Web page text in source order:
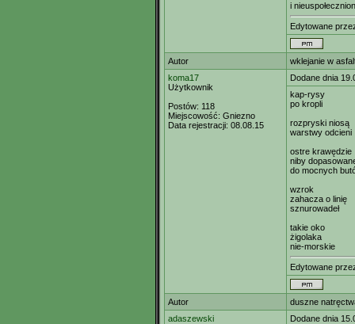
i
Edytowane
Autor
wklejanie w
koma17
Użytkownik
Postów: 118
Miejscowość: Gniezno
Data rejestracji: 08.08.15
Dodane dnia
kap-rysy
po kropli
rozpryski niosą
warstwy odcieni
ostre krawędzie
niby
do mocnych
wzrok
zahacza o linię
sznurowadeł
takie oko
żigolaka
nie-morskie
Edytowane
Autor
duszne
adaszewski
Dodane dnia